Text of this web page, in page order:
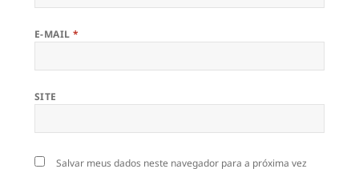
E-MAIL*
SITE
Salvar meus dados neste navegador para a próxima vez